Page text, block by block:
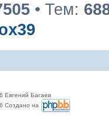
• Тем:
Евгений Багаев
Создано на